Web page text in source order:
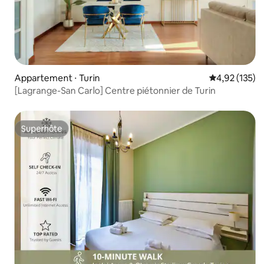
Appartement ⋅ Turin Évaluation
4,92 (135)
[Lagrange-San Carlo] Centre piétonnier de Turin
Superhôte
Superhôte